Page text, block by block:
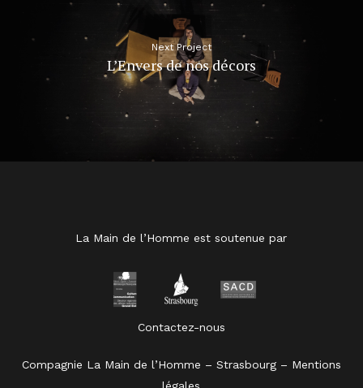
Next Project
L’Envers de nos décors
La Main de l’Homme est soutenue par
Contactez-nous
Compagnie La Main de l’Homme – Strasbourg – Mentions
légales